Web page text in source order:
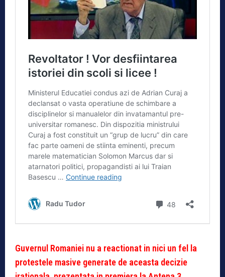
Guvernul Romaniei nu a reactionat in nici un fel la
protestele masive generate de aceasta decizie